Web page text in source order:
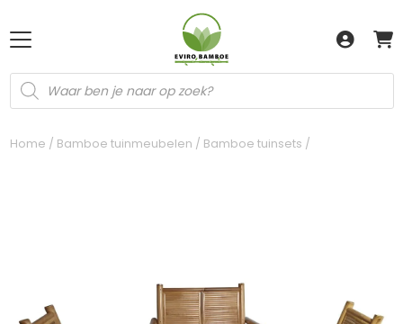
Producten
zoeken
Home / Bamboe tuinmeubelen / Bamboe tuinsets /